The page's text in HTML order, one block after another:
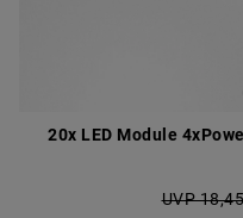
20x LED Module
UVP